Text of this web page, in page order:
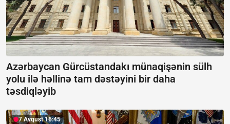
Azərbaycan Gürcüstandakı münaqişənin sülh
yolu ilə həllinə tam dəstəyini bir daha
təsdiqləyib
7 Avqust 16:45